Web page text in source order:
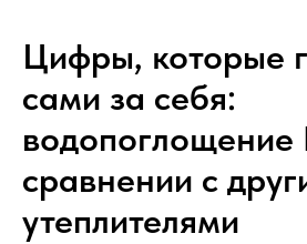
Цифры, которые
сами за себя:
водопоглощение
сравнении с
утеплителями